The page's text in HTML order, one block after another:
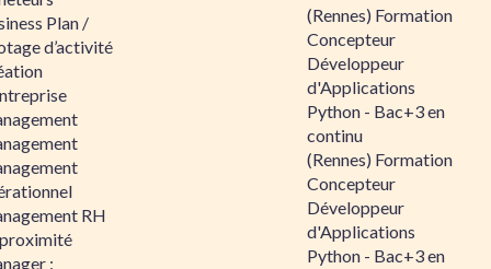
Plan /
d’activité
RH
:
(Rennes) Formation
Concepteur
Développeur
d'Applications
Python - Bac+3 en
continu
(Rennes) Formation
Concepteur
Développeur
d'Applications
Python - Bac+3 en